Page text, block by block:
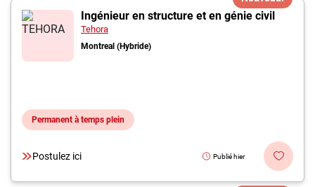
Ingénieur en structure et en génie civil
Tehora
Montreal (Hybride)
Permanent à temps plein
Postulez ici Publié hier